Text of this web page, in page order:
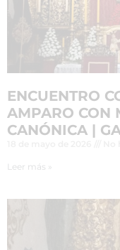
ENCUENTRO
AMPARO CON
CANÓNICA |
Leer más »